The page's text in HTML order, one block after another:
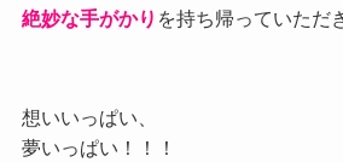
絶妙な手がかり を持ち帰っていただ
想いいっぱい、
夢いっぱい！！！